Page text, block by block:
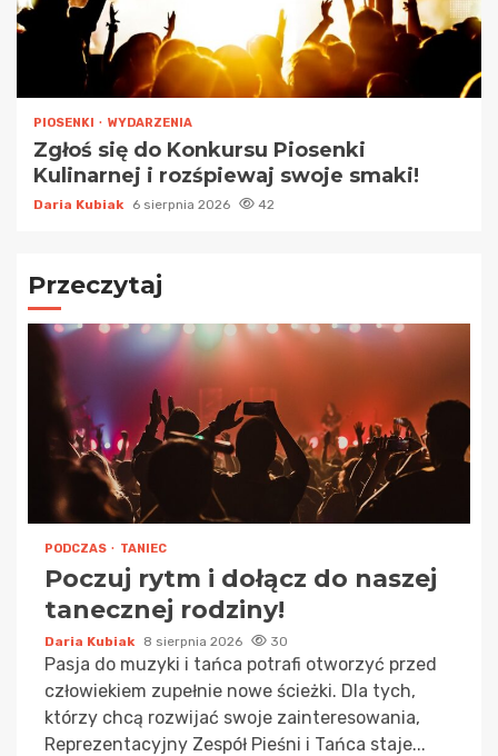
PIOSENKI WYDARZENIA
Zgłoś się do Konkursu Piosenki
Kulinarnej i rozśpiewaj swoje smaki!
Daria Kubiak 6 sierpnia 2026 42
Przeczytaj
PODCZAS TANIEC
Poczuj rytm i dołącz do naszej
tanecznej rodziny!
Daria Kubiak 8 sierpnia 2026 30
Pasja do muzyki i tańca potrafi otworzyć przed
człowiekiem zupełnie nowe ścieżki. Dla tych,
którzy chcą rozwijać swoje zainteresowania,
Reprezentacyjny Zespół Pieśni i Tańca staje...